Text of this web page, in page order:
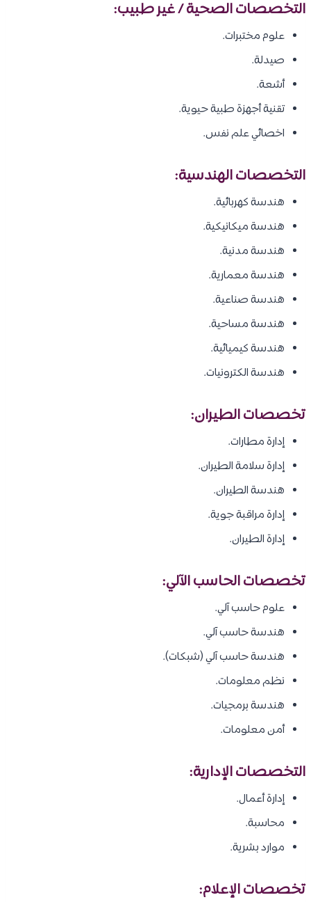
التخصصات الصحية / غير طبيب:
علوم مختبرات.
صيدلة.
أشعة.
تقنية أجهزة طبية حيوية.
اخصائي علم نفس.
التخصصات الهندسية:
هندسة كهربائية.
هندسة ميكانيكية.
هندسة مدنية.
هندسة معمارية.
هندسة صناعية.
هندسة مساحية.
هندسة كيميائية.
هندسة الكترونيات.
تخصصات الطيران:
إدارة مطارات.
إدارة سلامة الطيران.
هندسة الطيران.
إدارة مراقبة جوية.
إدارة الطيران.
تخصصات الحاسب الآلي:
علوم حاسب آلي.
هندسة حاسب آلي.
هندسة حاسب آلي (شبكات).
نظم معلومات.
هندسة برمجيات.
أمن معلومات.
التخصصات الإدارية:
إدارة أعمال.
محاسبة.
موارد بشرية.
تخصصات الإعلام: